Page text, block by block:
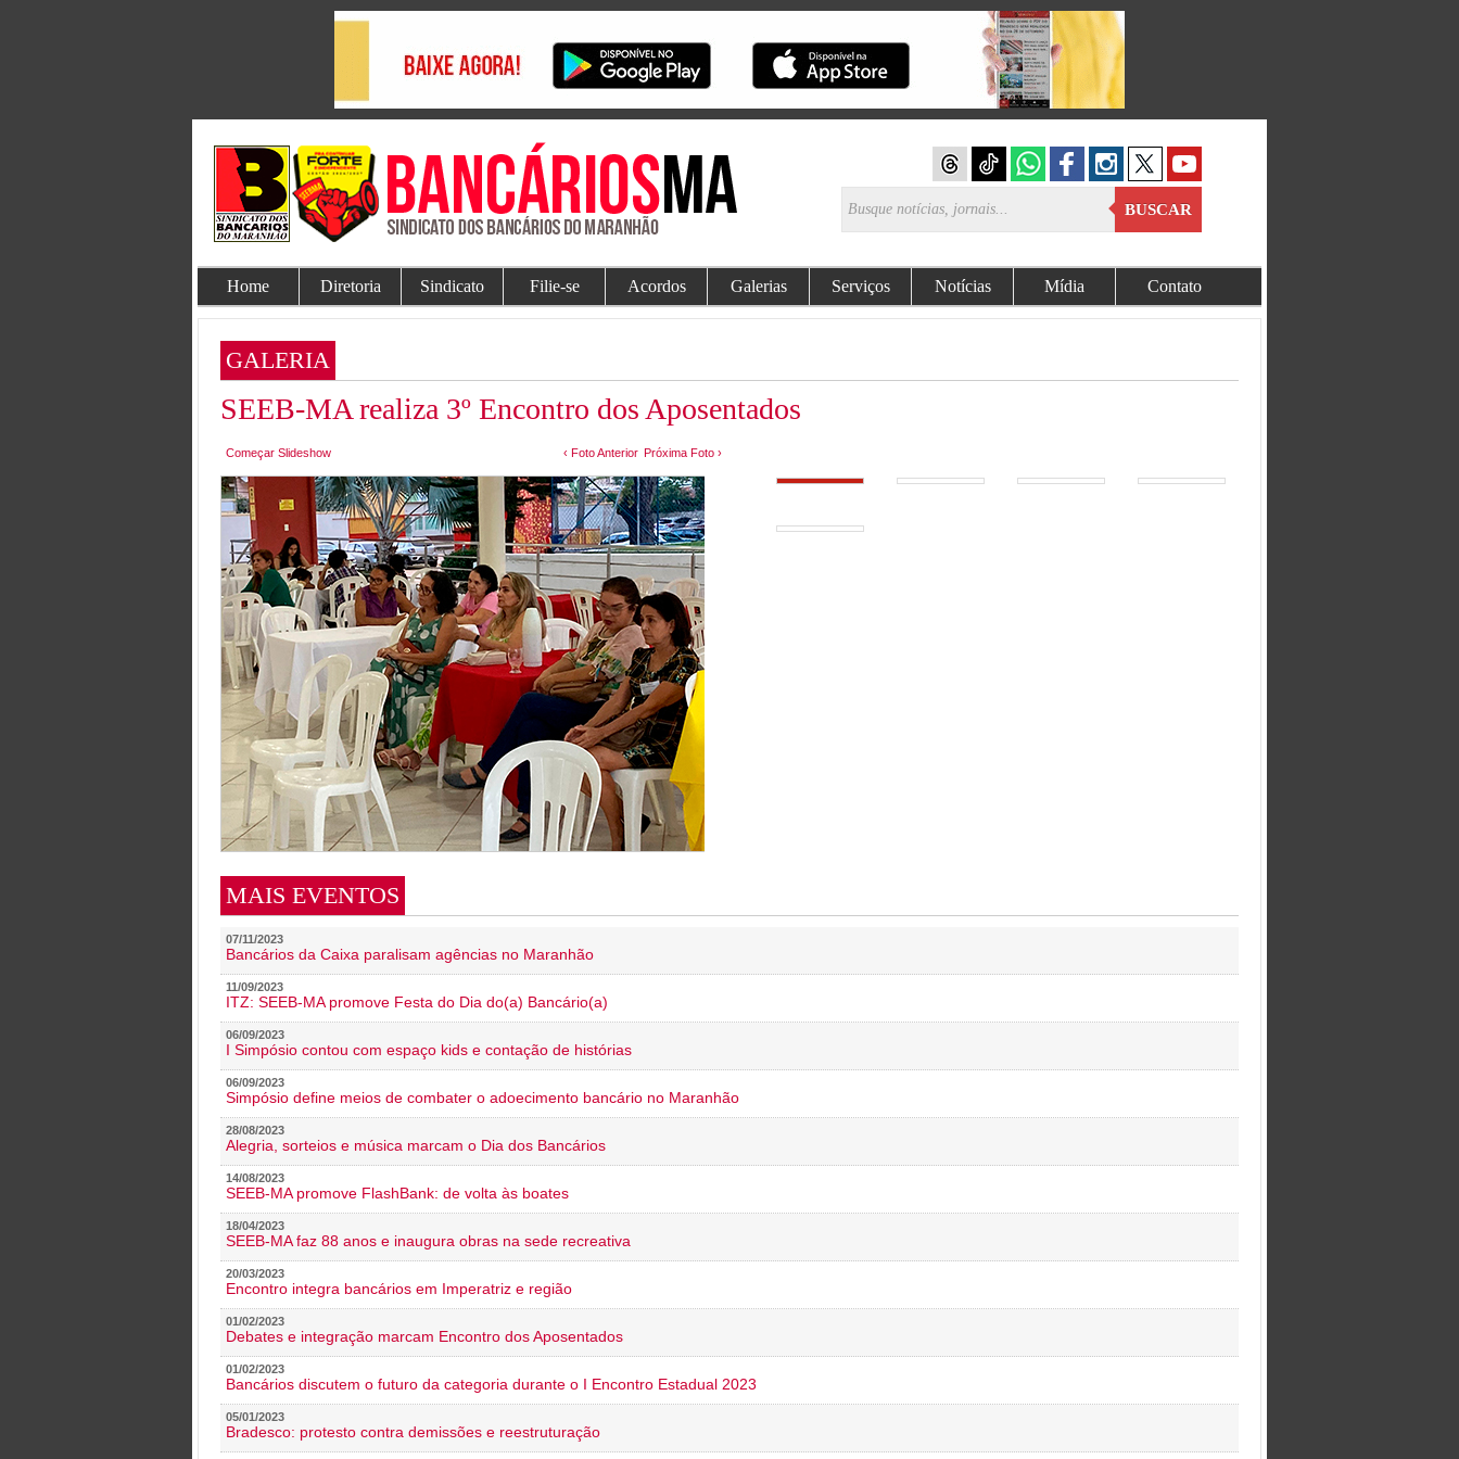
BUSCAR
Home Diretoria Sindicato Filie-se Acordos Galerias Serviços Notícias Mídia Contato
GALERIA
SEEB-MA realiza 3º Encontro dos Aposentados
Começar Slideshow ‹ Foto Anterior Próxima Foto ›
MAIS EVENTOS
07/11/2023
Bancários da Caixa paralisam agências no Maranhão
11/09/2023
ITZ: SEEB-MA promove Festa do Dia do(a) Bancário(a)
06/09/2023
I Simpósio contou com espaço kids e contação de histórias
06/09/2023
Simpósio define meios de combater o adoecimento bancário no Maranhão
28/08/2023
Alegria, sorteios e música marcam o Dia dos Bancários
14/08/2023
SEEB-MA promove FlashBank: de volta às boates
18/04/2023
SEEB-MA faz 88 anos e inaugura obras na sede recreativa
20/03/2023
Encontro integra bancários em Imperatriz e região
01/02/2023
Debates e integração marcam Encontro dos Aposentados
01/02/2023
Bancários discutem o futuro da categoria durante o I Encontro Estadual 2023
05/01/2023
Bradesco: protesto contra demissões e reestruturação